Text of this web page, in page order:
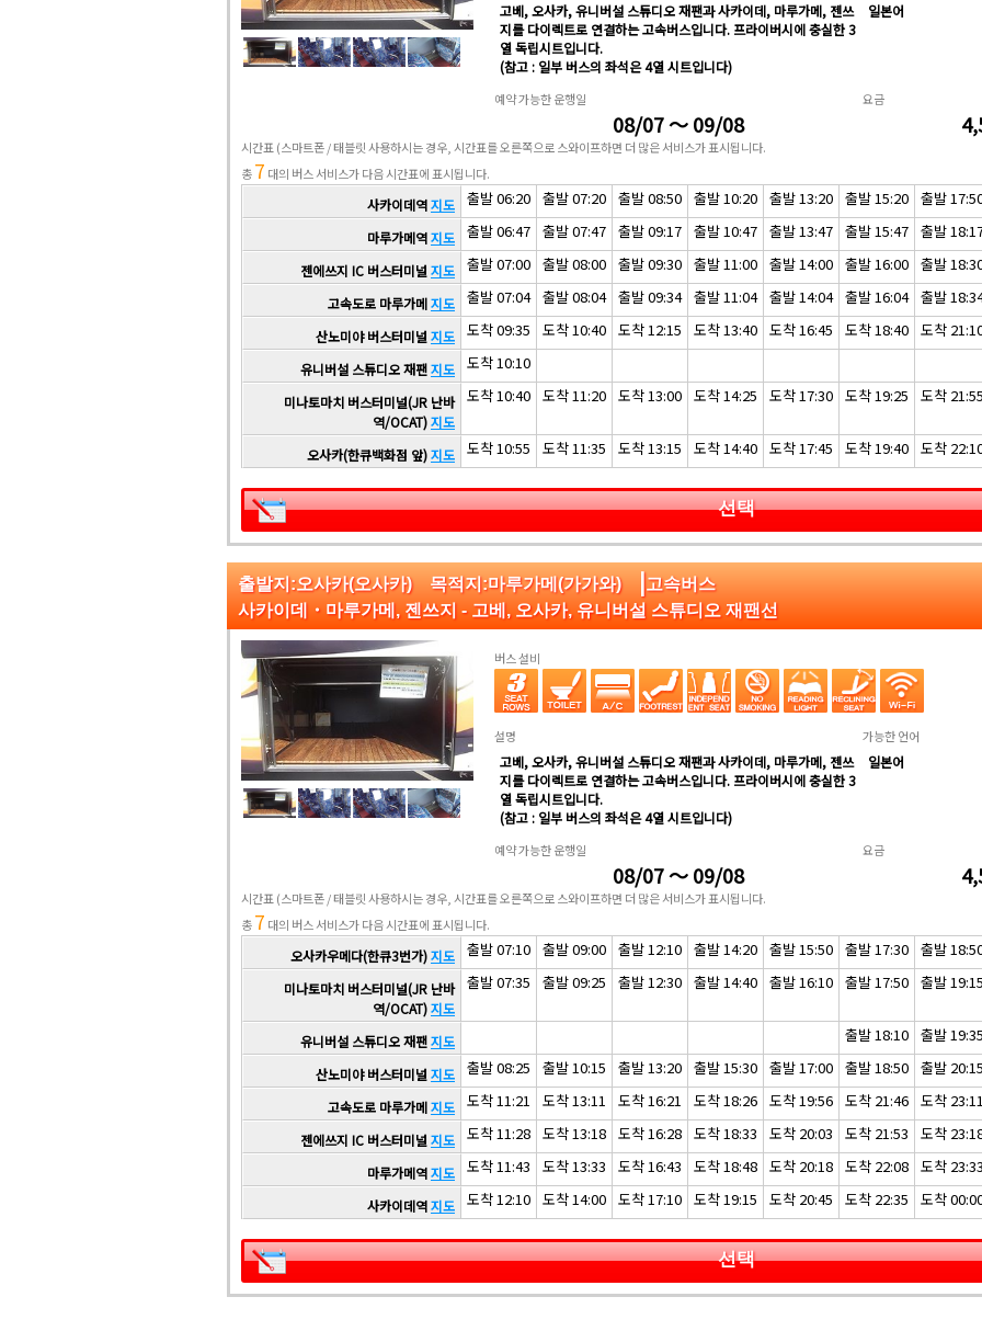
고베, 오사카, 유니버설 스튜디오 재팬과 사카이데, 마루가메, 젠쓰
지를 다이렉트로 연결하는 고속버스입니다. 프라이버시에 충실한 3
열 독립시트입니다.
(참고 : 일부 버스의 좌석은 4열 시트입니다)
일본어
예약 가능한 운행일
08/07 ～ 09/08
요금
시간표 (스마트폰 / 태블릿 사용하시는 경우, 시간표를 오른쪽으로 스와이프하면 더 많은 서비스가 표시됩니다.
총7 대의 버스 서비스가 다음 시간표에 표시됩니다.
사카이데역지도 출발 06:20 출발 07:20 출발 08:50 출발 10:20 출발 13:20 출발 15:20 출발
마루가메역지도 출발 06:47 출발 07:47 출발 09:17 출발 10:47 출발 13:47 출발 15:47 출발
젠에쓰지 IC 버스터미널 지도 출발 07:00 출발 08:00 출발 09:30 출발 11:00 출발 14:00 출발 16:00 출발
고속도로 마루가메지도 출발 07:04 출발 08:04 출발 09:34 출발 11:04 출발 14:04 출발 16:04 출발
산노미야 버스터미널 지도 도착 09:35 도착 10:40 도착 12:15 도착 13:40 도착 16:45 도착 18:40 도착
유니버설 스튜디오 재팬지도 도착 10:10
미나토마치 버스터미널(JR 난바
역/OCAT)지도
도착 10:40 도착 11:20 도착 13:00 도착 14:25 도착 17:30 도착 19:25 도착
오사카(한큐백화점 앞)지도 도착 10:55 도착 11:35 도착 13:15 도착 14:40 도착 17:45 도착 19:40 도착
선택
출발지:오사카(오사카) 목적지:마루가메(가가와) |고속버스
사카이데・마루가메, 젠쓰지 - 고베, 오사카, 유니버설 스튜디오 재팬선
버스 설비
설명
고베, 오사카, 유니버설 스튜디오 재팬과 사카이데, 마루가메, 젠쓰
지를 다이렉트로 연결하는 고속버스입니다. 프라이버시에 충실한 3
열 독립시트입니다.
(참고 : 일부 버스의 좌석은 4열 시트입니다)
가능한 언어
일본어
예약 가능한 운행일
08/07 ～ 09/08
요금
시간표 (스마트폰 / 태블릿 사용하시는 경우, 시간표를 오른쪽으로 스와이프하면 더 많은 서비스가 표시됩니다.
총7 대의 버스 서비스가 다음 시간표에 표시됩니다.
오사카우메다(한큐3번가)지도 출발 07:10 출발 09:00 출발 12:10 출발 14:20 출발 15:50 출발 17:30 출발
미나토마치 버스터미널(JR 난바
역/OCAT)지도
출발 07:35 출발 09:25 출발 12:30 출발 14:40 출발 16:10 출발 17:50 출발
유니버설 스튜디오 재팬지도 출발 18:10 출발
산노미야 버스터미널 지도 출발 08:25 출발 10:15 출발 13:20 출발 15:30 출발 17:00 출발 18:50 출발
고속도로 마루가메지도 도착 11:21 도착 13:11 도착 16:21 도착 18:26 도착 19:56 도착 21:46 도착
젠에쓰지 IC 버스터미널 지도 도착 11:28 도착 13:18 도착 16:28 도착 18:33 도착 20:03 도착 21:53 도착
마루가메역지도 도착 11:43 도착 13:33 도착 16:43 도착 18:48 도착 20:18 도착 22:08 도착
사카이데역지도 도착 12:10 도착 14:00 도착 17:10 도착 19:15 도착 20:45 도착 22:35 도착
선택